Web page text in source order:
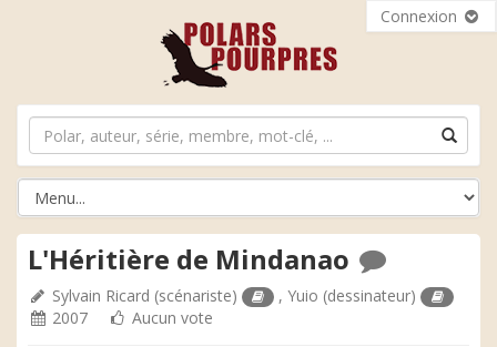
Connexion
L'Héritière de Mindanao
Sylvain Ricard (scénariste) ,Yuio (dessinateur)
2007
Aucun vote